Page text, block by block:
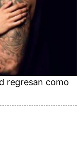
regresan como